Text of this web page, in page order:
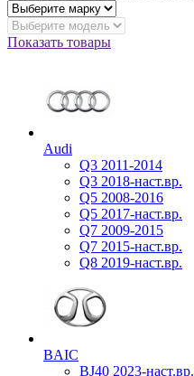
Показать товары
Audi
Q3 2011-2014
Q3 2018-наст.вр.
Q5 2008-2016
Q5 2017-наст.вр.
Q7 2009-2015
Q7 2015-наст.вр.
Q8 2019-наст.вр.
BAIC
BJ40 2023-наст.вр.